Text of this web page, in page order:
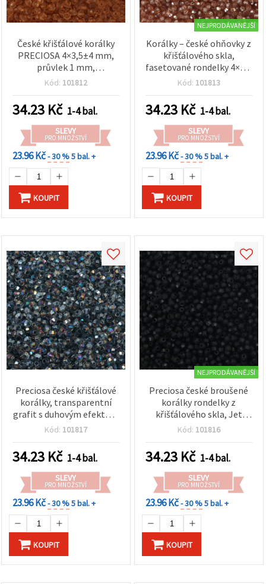
České křišťálové korálky
PRECIOSA 4×3,5±4 mm,
průvlek 1 mm,
transparentní okrové, 10
Kód: 101812
34.23 Kč 1-4 bal.
SLEVY
PRO MNOŽSTVÍ
23.96 Kč- 30 %5 bal. +
KOUPIT
NEJPRODÁVANĚJŠÍ
Korálky – české ohňovky z
křišťálového skla,
fasetované rondelky 4×3,6
mm, průvlek 0,8 mm,
odstín) — 12 ks, pro
korálkování a výrobu
šperků: náramky,
náhrdelníky, náušnice
Kód: 101813
34.23 Kč 1-4 bal.
SLEVY
PRO MNOŽSTVÍ
23.96 Kč- 30 %5 bal. +
KOUPIT
Preciosa české křišťálové
korálky, transparentní
grafit s duhovým efektem
(Rainbow), 4 × 3,5 mm,
skleněné korálky na
výrobu šperků,
korálkování, náramky a
náhrdelníky
Kód: 101817
34.23 Kč 1-4 bal.
SLEVY
PRO MNOŽSTVÍ
23.96 Kč- 30 %5 bal. +
KOUPIT
NEJPRODÁVANĚJŠÍ
Preciosa české broušené
korálky rondelky z
křišťálového skla, Jet
černá, 4×3,5 mm, otvor 1
výrobu šperků, DIY
korálkování, náramky a
náhrdelníky
Kód: 101816
34.23 Kč 1-4 bal.
SLEVY
PRO MNOŽSTVÍ
23.96 Kč- 30 %5 bal. +
KOUPIT